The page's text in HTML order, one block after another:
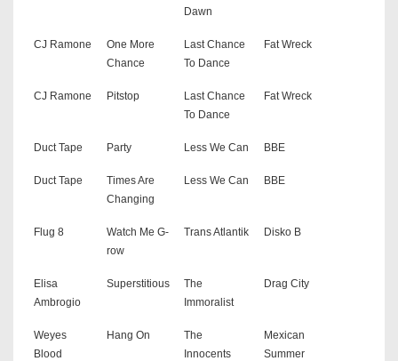
Dawn
CJ Ramone
One More
Chance
Last Chance
To Dance
Fat Wreck
CJ Ramone Pitstop
Last Chance
To Dance
Fat Wreck
Duct Tape Party Less We Can BBE
Duct Tape
Times Are
Changing
Less We Can BBE
Flug 8
Watch Me G-
row
Trans Atlantik Disko B
Elisa
Ambrogio
Superstitious
The
Immoralist
Drag City
Weyes
Blood
Hang On
The
Innocents
Mexican
Summer